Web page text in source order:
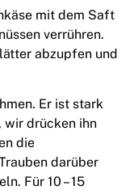
mit dem Saft
verrühren.
abzupfen und
Er ist stark
wir drücken ihn
die
darüber
Für 10 – 15